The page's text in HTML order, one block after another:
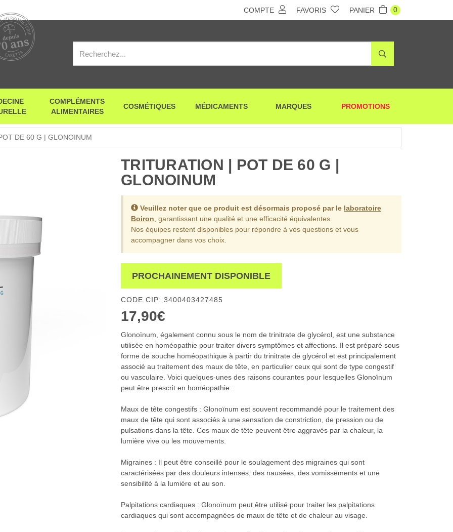
COMPTE FAVORIS PANIER 0
COMPLÉMENTS
ALIMENTAIRES
COSMÉTIQUES MÉDICAMENTS MARQUES PROMOTIONS
DE 60 G | GLONOINUM
TRITURATION | POT DE 60 G |
GLONOINUM
Veuillez noter que ce produit est désormais proposé par le laboratoire
Boiron , garantissant une qualité et une efficacité équivalentes.
Nos équipes restent disponibles pour répondre à vos questions et vous
accompagner dans vos choix.
PROCHAINEMENT DISPONIBLE
CODE CIP: 3400403427485
17,90€
Glonoïnum, également connu sous le nom de trinitrate de glycérol, est une substance
utilisée en homéopathie pour traiter divers symptômes et affections. Il est préparé sous
forme de souche homéopathique à partir du trinitrate de glycérol et est principalement
associé au traitement des maux de tête, en particulier ceux qui sont de type congestif
ou vasculaire. Voici quelques-unes des raisons courantes pour lesquelles Glonoïnum
peut être prescrit en homéopathie :
Maux de tête congestifs : Glonoïnum est souvent recommandé pour le traitement des
maux de tête qui sont associés à une sensation de constriction, de pression ou de
pulsations dans la tête. Ces maux de tête peuvent être aggravés par la chaleur, la
lumière vive ou les mouvements.
Migraines : Il peut être conseillé pour le soulagement des migraines qui sont
caractérisées par des douleurs intenses, des nausées, des vomissements et une
sensibilité à la lumière et au son.
Palpitations cardiaques : Glonoïnum peut être utilisé pour traiter les palpitations
cardiaques qui sont accompagnées de maux de tête et de chaleur au visage.